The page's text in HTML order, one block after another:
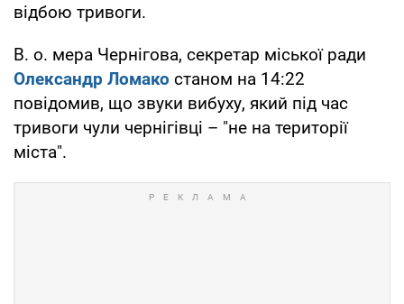
відбою тривоги.
В. о. мера Чернігова, секретар міської ради
Олександр Ломако станом на 14:22
повідомив, що звуки вибуху, який під час
тривоги чули чернігівці – "не на території
міста".